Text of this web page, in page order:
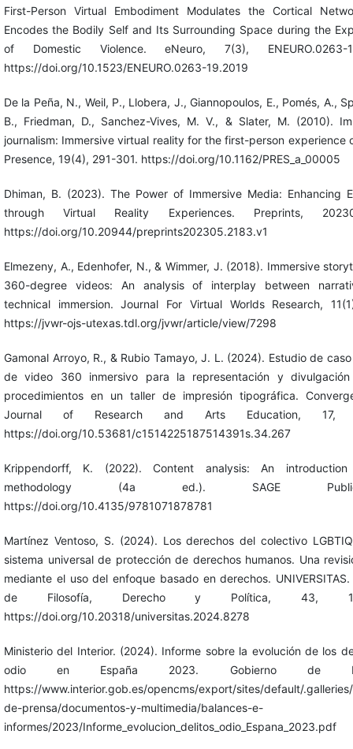
First-Person Virtual Embodiment Modulates the Cortical
Encodes the Bodily Self and Its Surrounding Space during the
of Domestic Violence. eNeuro, 7(3), ENEURO.0263-
https://doi.org/10.1523/ENEURO.0263-19.2019
De la Peña, N., Weil, P., Llobera, J., Giannopoulos, E., Pomés, A.,
B., Friedman, D., Sanchez-Vives, M. V., & Slater, M. (2010).
journalism: Immersive virtual reality for the first-person experience
Presence, 19(4), 291-301. https://doi.org/10.1162/PRES_a_00005
Dhiman, B. (2023). The Power of Immersive Media: Enhancing
through Virtual Reality Experiences. Preprints,
https://doi.org/10.20944/preprints202305.2183.v1
Elmezeny, A., Edenhofer, N., & Wimmer, J. (2018). Immersive
360-degree videos: An analysis of interplay between
technical immersion. Journal For Virtual Worlds Research,
https://jvwr-ojs-utexas.tdl.org/jvwr/article/view/7298
Gamonal Arroyo, R., & Rubio Tamayo, J. L. (2024). Estudio de
de video 360 inmersivo para la representación y
procedimientos en un taller de impresión tipográfica.
Journal of Research and Arts Education, 17,
https://doi.org/10.53681/c1514225187514391s.34.267
Krippendorff, K. (2022). Content analysis: An
methodology (4a ed.). SAGE
https://doi.org/10.4135/9781071878781
Martínez Ventoso, S. (2024). Los derechos del colectivo
sistema universal de protección de derechos humanos. Una
mediante el uso del enfoque basado en derechos. UNIVERSITAS.
de Filosofía, Derecho y Política, 43,
https://doi.org/10.20318/universitas.2024.8278
Ministerio del Interior. (2024). Informe sobre la evolución de los
odio en España 2023. Gobierno de
https://www.interior.gob.es/opencms/export/sites/default/
de-prensa/documentos-y-multimedia/balances-e-
informes/2023/Informe_evolucion_delitos_odio_Espana_2023.pdf